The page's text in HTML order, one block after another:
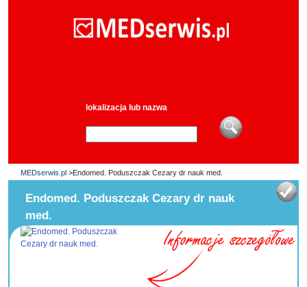
lokalizacja lub nazwa
MEDserwis.pl >Endomed. Poduszczak Cezary dr nauk med.
Endomed. Poduszczak Cezary dr nauk
med.